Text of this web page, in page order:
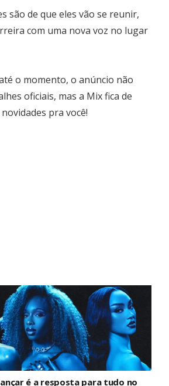
são de que eles vão se reunir,
com uma nova voz no lugar
o momento, o anúncio não
oficiais, mas a Mix fica de
pra você!
é a resposta para tudo no